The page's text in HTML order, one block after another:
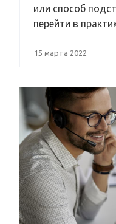
или способ
перейти в
15 марта 2022